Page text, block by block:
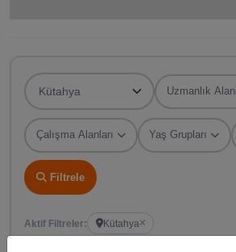
Uzmanlık
Çalışma Alanları Yaş Grupları
Filtrele
Aktif Filtreler: Kütahya